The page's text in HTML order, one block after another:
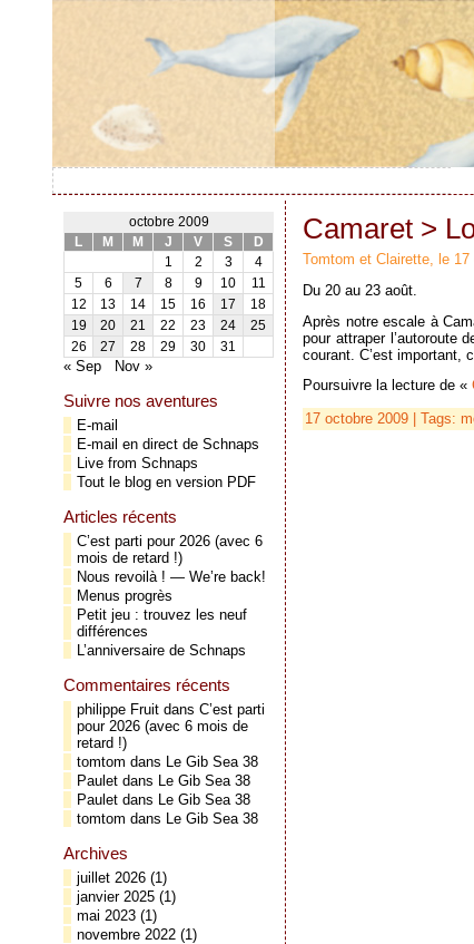
octobre 2009
L
M M J V S
D
1
2 3
4
5
6 7 8 9 10
11
12
13 14 15 16 17
18
19
20 21 22 23 24
25
26
27 28 29 30 31
« Sep Nov »
Suivre nos aventures
E-mail
E-mail en direct de Schnaps
Live from Schnaps
Tout le blog en version PDF
Articles récents
C’est parti pour 2026 (avec 6
mois de retard !)
Nous revoilà ! — We’re back!
Menus progrès
Petit jeu : trouvez les neuf
différences
L’anniversaire de Schnaps
Commentaires récents
philippe Fruit dans C’est parti
pour 2026 (avec 6 mois de
retard !)
tomtom dans Le Gib Sea 38
Paulet dans Le Gib Sea 38
Paulet dans Le Gib Sea 38
tomtom dans Le Gib Sea 38
Archives
juillet 2026 (1)
janvier 2025 (1)
mai 2023 (1)
novembre 2022 (1)
Camaret >
Tomtom et Clairette, le
Du 20 au 23 août.
Après notre escale à
pour attraper l’autoroute
courant. C’est important,
Poursuivre la lecture de «
17 octobre 2009 | Tags: